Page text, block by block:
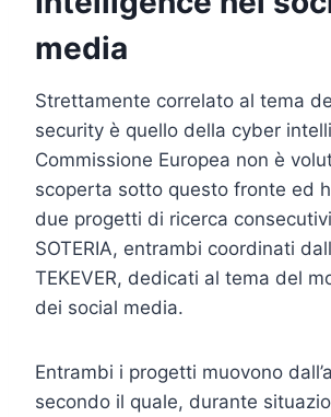
media
Strettamente correlato al tema
security è quello della cyber
Commissione Europea non è
scoperta sotto questo fronte ed
due progetti di ricerca
SOTERIA, entrambi coordinati
TEKEVER, dedicati al tema del
dei social media.
Entrambi i progetti muovono
secondo il quale, durante